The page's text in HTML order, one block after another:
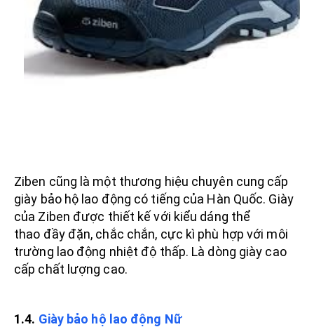
Ziben cũng là một thương hiệu chuyên cung cấp
giày bảo hộ lao động có tiếng của Hàn Quốc. Giày
của Ziben được thiết kế với kiểu dáng thể
thao đầy đặn, chắc chắn, cực kì phù hợp với môi
trường lao động nhiệt độ thấp. Là dòng giày cao
cấp chất lượng cao.
1.4. Giày bảo hộ lao động Nữ